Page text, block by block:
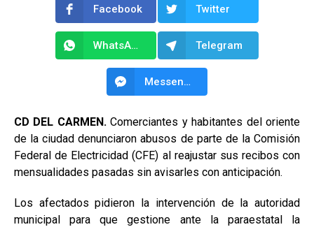
Facebook Twitter
WhatsApp Telegram
Messenger
CD DEL CARMEN.Comerciantes y habitantes del oriente
de la ciudad denunciaron abusos de parte de la Comisión
Federal de Electricidad (CFE) al reajustar sus recibos con
mensualidades pasadas sin avisarles con anticipación.
Los afectados pidieron la intervención de la autoridad
municipal para que gestione ante la paraestatal la